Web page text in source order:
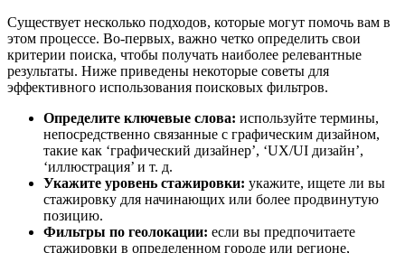
Существует несколько подходов, которые могут помочь вам в
этом процессе. Во-первых, важно четко определить свои
критерии поиска, чтобы получать наиболее релевантные
результаты. Ниже приведены некоторые советы для
эффективного использования поисковых фильтров.
Определите ключевые слова: используйте термины,
непосредственно связанные с графическим дизайном,
такие как ‘графический дизайнер’, ‘UX/UI дизайн’,
‘иллюстрация’ и т. д.
Укажите уровень стажировки: укажите, ищете ли вы
стажировку для начинающих или более продвинутую
позицию.
Фильтры по геолокации: если вы предпочитаете
стажировки в определенном городе или регионе,